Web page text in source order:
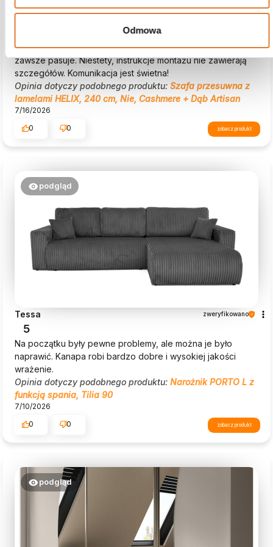
Odmowa
Daniel
Zachowana jest w klasycznym stylu, co nadaje wnętrzu
przytulność. Pozycja wstępnie nawierconych otworów nie
zawsze pasuje. Niestety, instrukcje montażu nie zawierają
szczegółów. Komunikacja jest świetna!
Opinia dotyczy podobnego produktu: Szafa przesuwna z
lamelami HELIX, 240 cm, Nie, Cashmere + Dąb Artisan
7/16/2026
0
0 zobacz produkt
podgląd
Tessa zweryfikowano
5
Na początku były pewne problemy, ale można je było
naprawić. Kanapa robi bardzo dobre i wysokiej jakości
wrażenie.
Opinia dotyczy podobnego produktu: Narożnik PORTO L z
funkcją spania, Tilia 90
7/10/2026
0
0 zobacz produkt
podgląd